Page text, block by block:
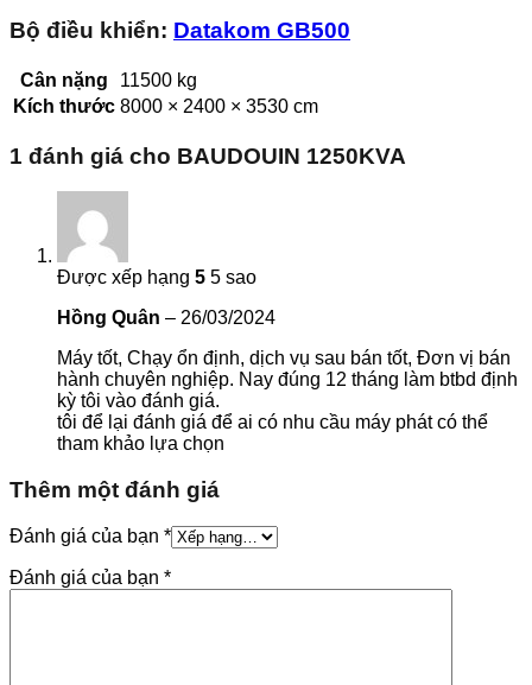
Bộ điều khiển: Datakom GB500
Cân nặng
11500 kg
Kích thước 8000 × 2400 × 3530 cm
1 đánh giá cho BAUDOUIN 1250KVA
Được xếp hạng 5 5 sao
Hồng Quân – 26/03/2024
Máy tốt, Chạy ổn định, dịch vụ sau bán tốt, Đơn vị bán
hành chuyên nghiệp. Nay đúng 12 tháng làm btbd định
kỳ tôi vào đánh giá.
tôi để lại đánh giá để ai có nhu cầu máy phát có thể
tham khảo lựa chọn
Thêm một đánh giá
Đánh giá của bạn *
Đánh giá của bạn *